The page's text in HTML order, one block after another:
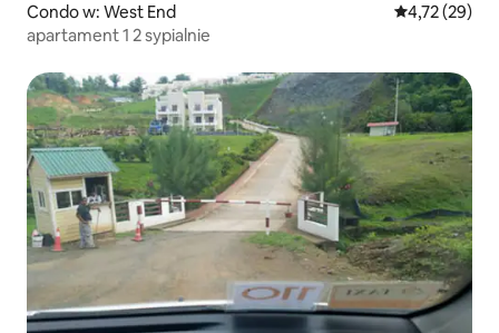
Condo w: West End Średnia
4,72 (29)
apartament 1 2 sypialnie